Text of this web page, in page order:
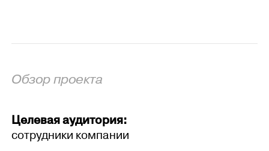
Обзор проекта
Целевая аудитория:
сотрудники компании